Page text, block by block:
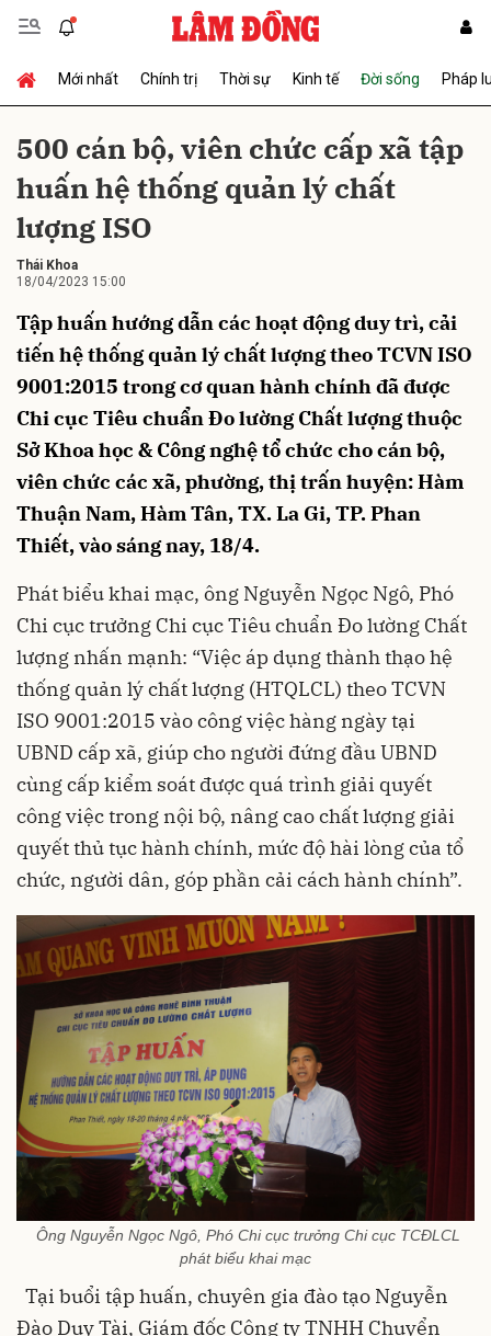
Mới nhất Chính trị Thời sự Kinh tế Đời sống Pháp
500 cán bộ, viên chức cấp xã tập
huấn hệ thống quản lý chất
lượng ISO
Thái Khoa
18/04/2023 15:00
Tập huấn hướng dẫn các hoạt động duy trì, cải
tiến hệ thống quản lý chất lượng theo TCVN ISO
9001:2015 trong cơ quan hành chính đã được
Chi cục Tiêu chuẩn Đo lường Chất lượng thuộc
Sở Khoa học & Công nghệ tổ chức cho cán bộ,
viên chức các xã, phường, thị trấn huyện: Hàm
Thuận Nam, Hàm Tân, TX. La Gi, TP. Phan
Thiết, vào sáng nay, 18/4.
Phát biểu khai mạc, ông Nguyễn Ngọc Ngô, Phó
Chi cục trưởng Chi cục Tiêu chuẩn Đo lường Chất
lượng nhấn mạnh: “Việc áp dụng thành thạo hệ
thống quản lý chất lượng (HTQLCL) theo TCVN
ISO 9001:2015 vào công việc hàng ngày tại
UBND cấp xã, giúp cho người đứng đầu UBND
cùng cấp kiểm soát được quá trình giải quyết
công việc trong nội bộ, nâng cao chất lượng giải
quyết thủ tục hành chính, mức độ hài lòng của tổ
chức, người dân, góp phần cải cách hành chính”.
Ông Nguyễn Ngọc Ngô, Phó Chi cục trưởng Chi cục TCĐLCL
phát biểu khai mạc
Tại buổi tập huấn, chuyên gia đào tạo Nguyễn
Đào Duy Tài, Giám đốc Công ty TNHH Chuyển
Gửi bình luận
Hủy Gửi